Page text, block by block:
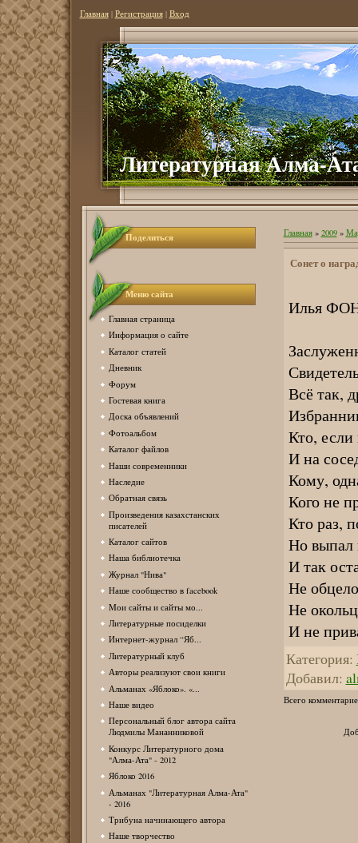
Главная| Регистрация| Вход
Литературная Алма-
Поделиться
Меню сайта
Главная страница
Информация о сайте
Каталог статей
Дневник
Форум
Гостевая книга
Доска объявлений
Фотоальбом
Каталог файлов
Наши современники
Наследие
Обратная связь
Произведения казахстанских
писателей
Каталог сайтов
Наша библиотечка
Журнал "Нива"
Наше сообщество в facebook
Мои сайты и сайты мо...
Литературные посиделки
Интернет-журнал “Яб...
Литературный клуб
Авторы реализуют свои книги
Альманах «Яблоко». «...
Наше видео
Персональный блог автора сайта
Людмилы Мананниковой
Конкурс Литературного дома
"Алма-Ата" - 2012
Яблоко 2016
Альманах "Литературная Алма-Ата"
- 2016
Трибуна начинающего автора
Наше творчество
Главная» 2009 »
Сонет о
Илья
Всё так,
Кто, если
И на
Кому,
Кого не
Кто раз,
Но выпал
И так
Не
Не
И не
Категория:
Добавил:
Всего